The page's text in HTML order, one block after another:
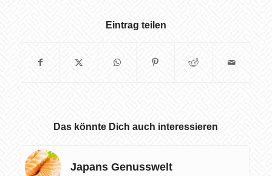
Eintrag teilen
Das könnte Dich auch interessieren
Japans Genusswelt